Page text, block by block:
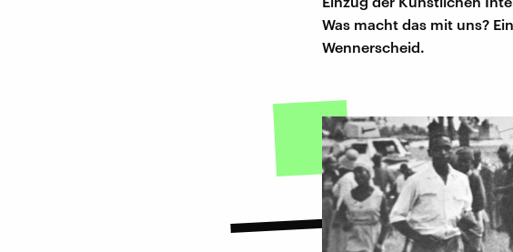
Was macht das mit uns?
Wennerscheid.